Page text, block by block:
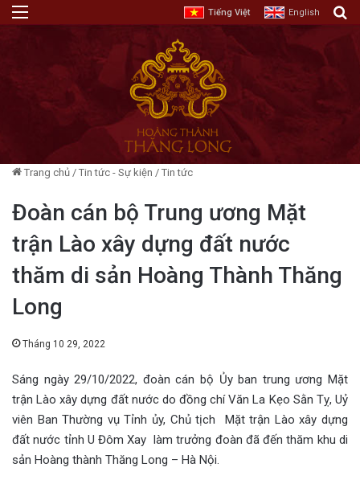
Tiếng Việt English
Trang chủ / Tin tức - Sự kiện / Tin tức
Đoàn cán bộ Trung ương Mặt
trận Lào xây dựng đất nước
thăm di sản Hoàng Thành Thăng
Long
Tháng 10 29, 2022
Sáng ngày 29/10/2022, đoàn cán bộ Ủy ban trung ương Mặt
trận Lào xây dựng đất nước do đồng chí Văn La Kẹo Sằn Tỵ, Uỷ
viên Ban Thường vụ Tỉnh ủy, Chủ tịch Mặt trận Lào xây dựng
đất nước tỉnh U Đôm Xay làm trưởng đoàn đã đến thăm khu di
sản Hoàng thành Thăng Long – Hà Nội.